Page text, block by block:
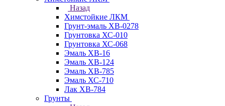
Назад
Химстойкие ЛКМ
Грунт-эмаль ХВ-0278
Грунтовка ХС-010
Грунтовка ХС-068
Эмаль ХВ-16
Эмаль ХВ-124
Эмаль ХВ-785
Эмаль ХС-710
Лак ХВ-784
Грунты